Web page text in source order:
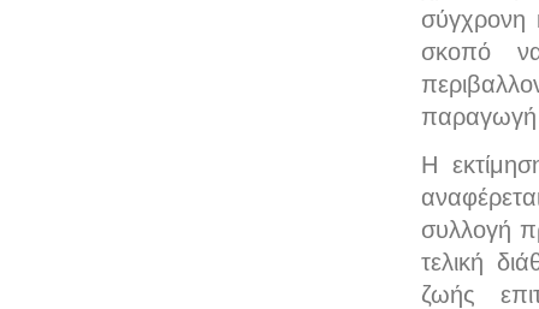
σύγχρονη
σκοπό
παραγωγή
Η
συλλογή
τελική
ζωής